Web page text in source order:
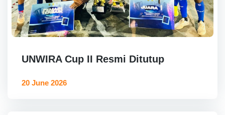
UNWIRA Cup II Resmi Ditutup
20 June 2026